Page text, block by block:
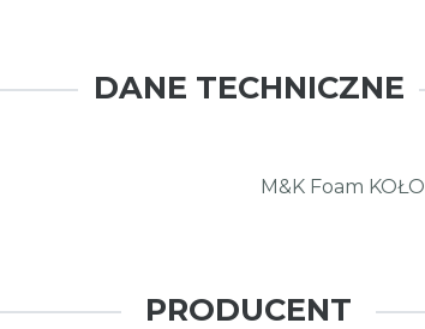
DANE TECHNICZNE
M&K Foam KOŁO
PRODUCENT